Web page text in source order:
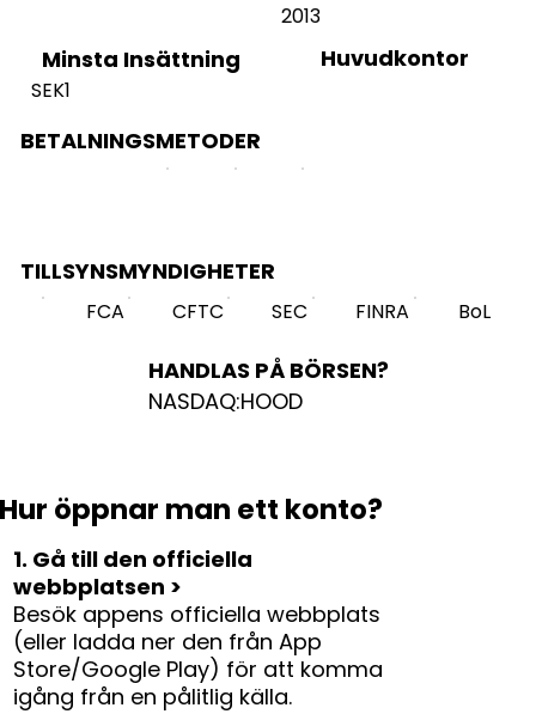
2013
Minsta Insättning
SEK1
Huvudkontor
BETALNINGSMETODER
TILLSYNSMYNDIGHETER
FCA CFTC SEC FINRA BoL
HANDLAS PÅ BÖRSEN?
NASDAQ:HOOD
Hur öppnar man ett konto?
1. Gå till den officiella
webbplatsen >
Besök appens officiella webbplats
(eller ladda ner den från App
Store/Google Play) för att komma
igång från en pålitlig källa.